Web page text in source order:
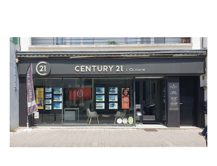
CENTURY 21 L'Océane
10 rue Carnot
CHALLANS - 85300
Envoyer un message
Téléphoner à l'agence